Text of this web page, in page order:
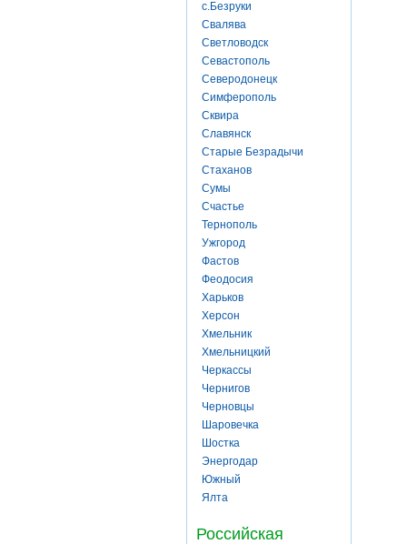
с.Безруки
Свалява
Светловодск
Севастополь
Северодонецк
Симферополь
Сквира
Славянск
Старые Безрадычи
Стаханов
Сумы
Счастье
Тернополь
Ужгород
Фастов
Феодосия
Харьков
Херсон
Хмельник
Хмельницкий
Черкассы
Чернигов
Черновцы
Шаровечка
Шостка
Энергодар
Южный
Ялта
Российская